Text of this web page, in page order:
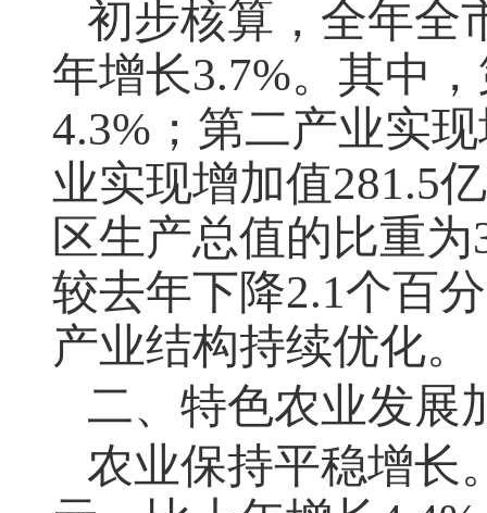
初步核算，全年全
年增长3.7%。其中
4.3% ；第二产业实
业实现增加值281.5
区生产总值的比重为
较去年下降2.1个百
产业结构持续优化。
二、特色农业发展
农业保持平稳增长